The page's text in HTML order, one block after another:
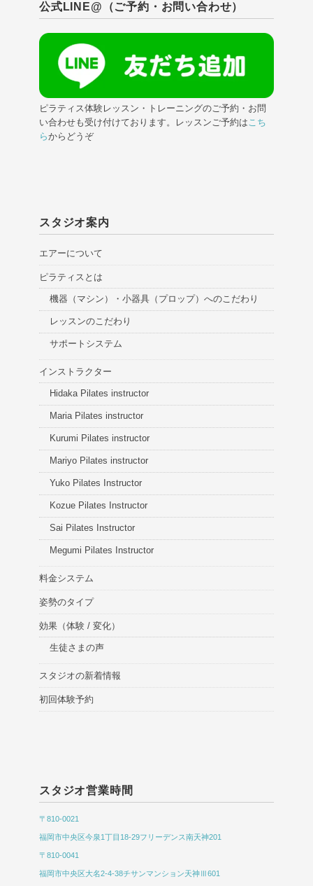
公式LINE@（ご予約・お問い合わせ）
ピラティス体験レッスン・トレーニングのご予約・お問
い合わせも受け付けております。レッスンご予約は こち
らからどうぞ
スタジオ案内
エアーについて
ピラティスとは
機器（マシン）・小器具（プロップ）へのこだわり
レッスンのこだわり
サポートシステム
インストラクター
Hidaka Pilates instructor
Maria Pilates instructor
Kurumi Pilates instructor
Mariyo Pilates instructor
Yuko Pilates Instructor
Kozue Pilates Instructor
Sai Pilates Instructor
Megumi Pilates Instructor
料金システム
姿勢のタイプ
効果（体験 / 変化）
生徒さまの声
スタジオの新着情報
初回体験予約
スタジオ営業時間
〒810-0021
福岡市中央区今泉1丁目18-29フリーデンス南天神201
〒810-0041
福岡市中央区大名2-4-38チサンマンション天神Ⅲ601